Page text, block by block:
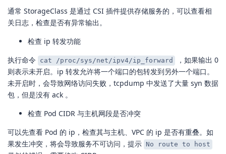
通常 StorageClass 是通过 CSI 插件提供存储服务的，可以查看相
关日志，检查是否有异常输出。
检查 ip 转发功能
执行命令 cat /proc/sys/net/ipv4/ip_forward
，如果输出 0
则表示未开启。ip 转发允许将一个端口的包转发到另外一个端口。
未开启时，会导致网络访问失败，tcpdump 中发送了大量 syn 数据
包，但是没有 ack 。
检查 Pod CIDR 与主机网段是否冲突
可以先查看 Pod 的 ip，检查其与主机、VPC 的 ip 是否有重叠。如
果发生冲突，将会导致服务不可访问，提示 No route to host